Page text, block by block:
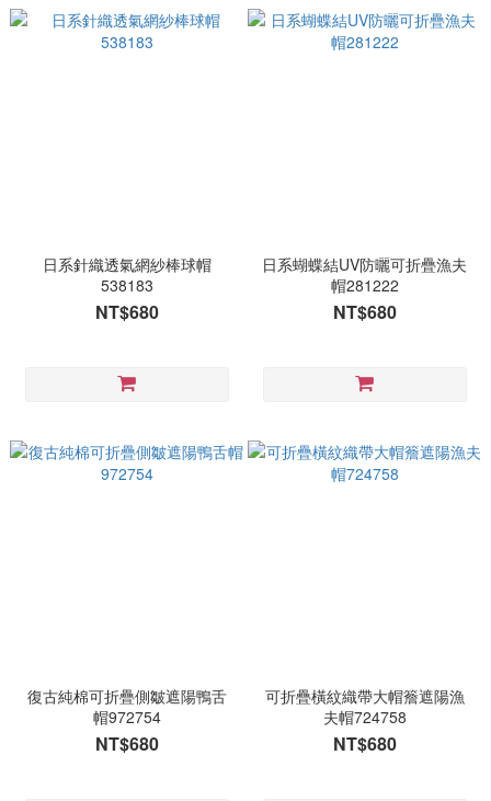
日系針織透氣網紗棒球帽
538183
NT$680
日系蝴蝶結UV防曬可折疊漁夫
帽281222
NT$680
復古純棉可折疊側皺遮陽鴨舌
帽972754
NT$680
可折疊橫紋織帶大帽簷遮陽漁
夫帽724758
NT$680